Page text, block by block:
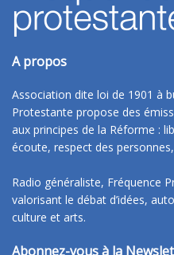
A propos
Association dite loi de 1901 à
Protestante propose des
aux principes de la Réforme :
écoute, respect des
Radio généraliste, Fréquence
valorisant le débat d’idées,
culture et arts.
Abonnez-vous à la